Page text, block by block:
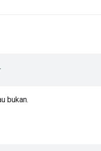
bukan.